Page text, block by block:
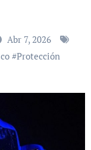
Abr 7, 2026
#Protección